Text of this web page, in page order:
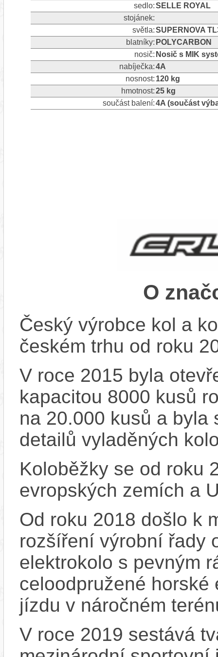
sedlo:SELLE ROYAL
stojánek:
světla:SUPERNOVA
blatníky: POLYCARBON
nosič: Nosič s MIK
nabíječka:4A
nosnost: 120 kg
hmotnost:25 kg
součást balení:4A (součást
O
Český výrobce kol a
českém trhu od roku
V roce 2015 byla
kapacitou 8000 kusů
na 20.000 kusů a byla
detailů vyladěných
Koloběžky se od roku
evropských zemích a
Od roku 2018 došlo k
rozšíření výrobní řady
elektrokolo s pevným
celoodpružené
jízdu v náročném
V roce 2019 sestává